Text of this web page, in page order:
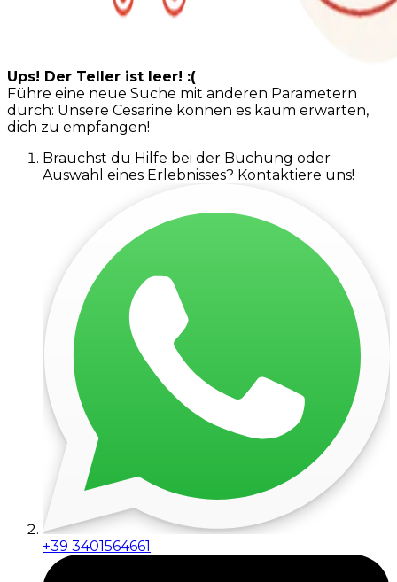
Ups! Der Teller ist leer! :(
Führe eine neue Suche mit anderen Parametern
durch: Unsere Cesarine können es kaum erwarten,
dich zu empfangen!
Brauchst du Hilfe bei der Buchung oder
Auswahl eines Erlebnisses? Kontaktiere uns!
+39 3401564661